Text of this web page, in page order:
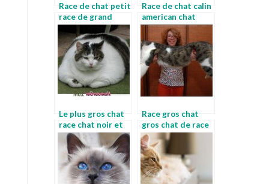
Race de chat petit
race de grand
chat maine coon
Race de chat calin
american chat
Le plus gros chat
race chat noir et
blanc race
Race gros chat
gros chat de race